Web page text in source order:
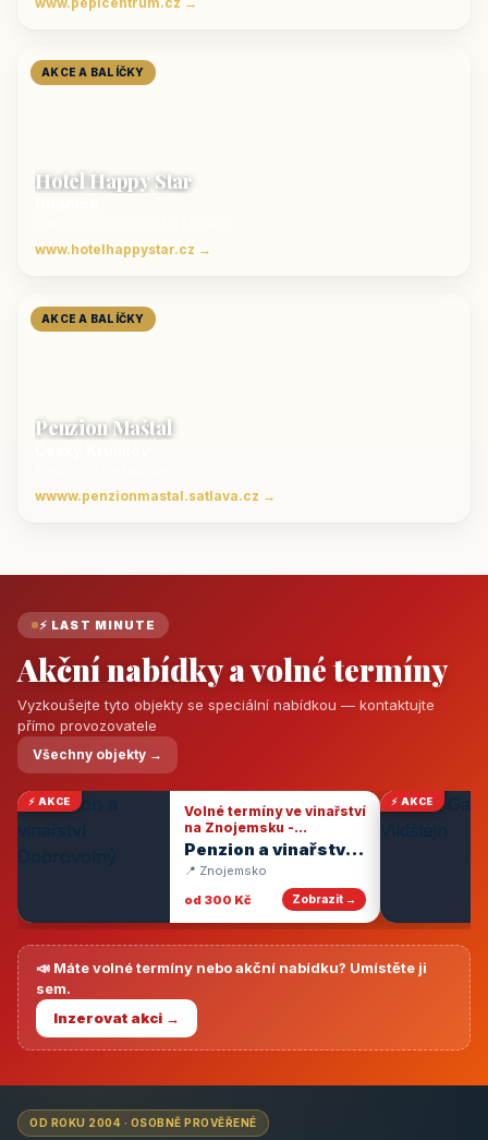
AKCE A BALÍČKY
Hotel Happy Star
www.hotelhappystar.cz →
AKCE A BALÍČKY
Penzion Maštal
wwww.penzionmastal.satlava.cz →
⚡ LAST MINUTE
Akční nabídky a volné termíny
Vyzkoušejte tyto objekty se speciální nabídkou — kontaktujte
přímo provozovatele
Všechny objekty →
⚡ AKCE
Volné termíny ve vinařství
na Znojemsku -
degustace vín
Penzion a vinařství
Dobrovolný
📍 Znojemsko
od 300 Kč
Zobrazit →
⚡ AKCE
📣 Máte volné termíny nebo akční nabídku? Umístěte ji
sem.
Inzerovat akci →
OD ROKU 2004 · OSOBNĚ PROVĚŘENÉ